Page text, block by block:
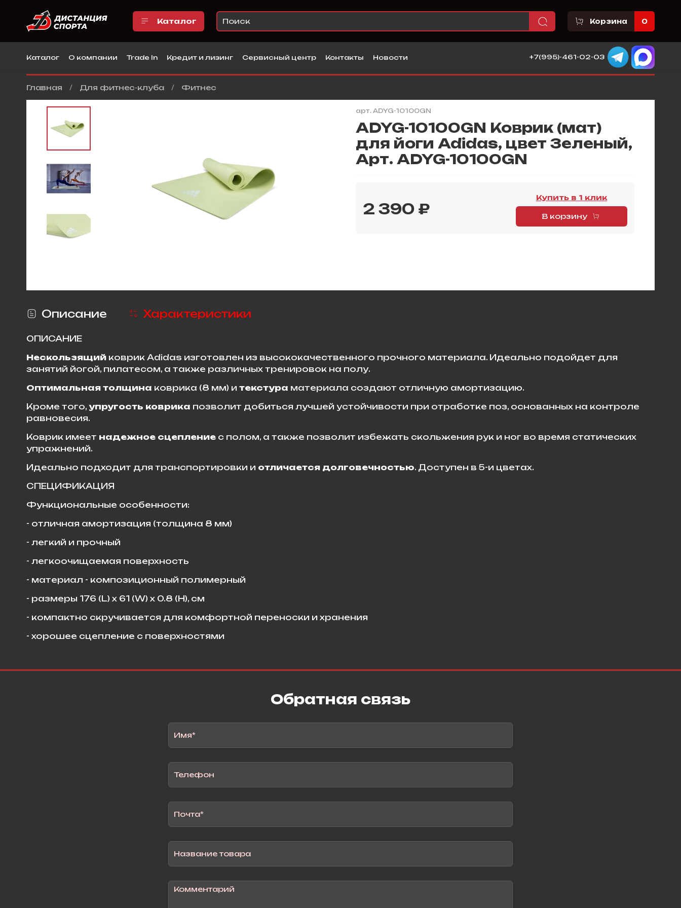
Каталог Корзина 0
Каталог О компании Trade In Кредит и лизинг Сервисный центр Контакты Новости +7(995)-461-02-03
Главная Для фитнес-клуба Фитнес
арт. ADYG-10100GN
ADYG-10100GN Коврик (мат)
для йоги Adidas, цвет Зеленый,
Арт. ADYG-10100GN
2 390 ₽
Купить в 1 клик
В корзину
Описание Характеристики
ОПИСАНИЕ
Нескользящий коврик Adidas изготовлен из высококачественного прочного материала. Идеально подойдет для
занятий йогой, пилатесом, а также различных тренировок на полу.
Оптимальная толщина коврика (8 мм) и текстура материала создают отличную амортизацию.
Кроме того, упругость коврика позволит добиться лучшей устойчивости при отработке поз, основанных на контроле
равновесия.
Коврик имеет надежное сцепление с полом, а также позволит избежать скольжения рук и ног во время статических
упражнений.
Идеально подходит для транспортировки и отличается долговечностью. Доступен в 5-и цветах.
СПЕЦИФИКАЦИЯ
Функциональные особенности:
- отличная амортизация (толщина 8 мм)
- легкий и прочный
- легкоочищаемая поверхность
- материал - композиционный полимерный
- размеры 176 (L) x 61 (W) x 0.8 (H), см
- компактно скручивается для комфортной переноски и хранения
- хорошее сцепление с поверхностями
Обратная связь